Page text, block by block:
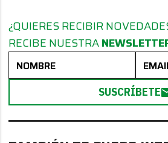
¿QUIERES RECIBIR
RECIBE NUESTRA
SUSCRÍBETE